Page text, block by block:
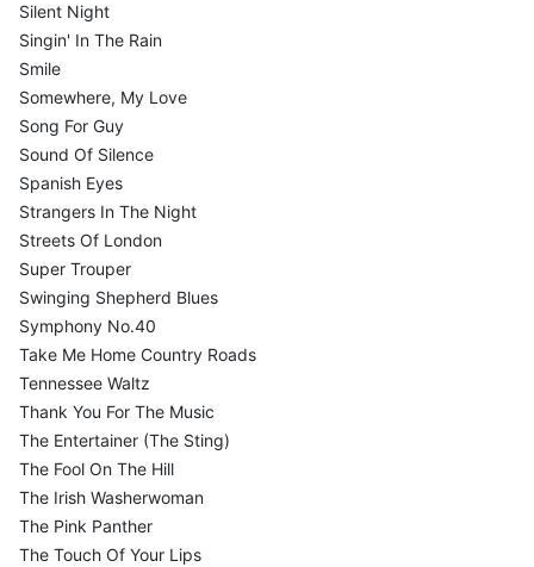
Silent Night
Singin' In The Rain
Smile
Somewhere, My Love
Song For Guy
Sound Of Silence
Spanish Eyes
Strangers In The Night
Streets Of London
Super Trouper
Swinging Shepherd Blues
Symphony No.40
Take Me Home Country Roads
Tennessee Waltz
Thank You For The Music
The Entertainer (The Sting)
The Fool On The Hill
The Irish Washerwoman
The Pink Panther
The Touch Of Your Lips